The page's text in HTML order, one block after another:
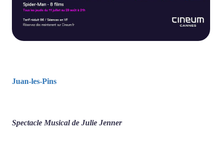
Juan-les-Pins
Spectacle Musical de Julie Jenner